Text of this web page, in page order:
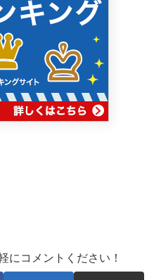
にコメントください！